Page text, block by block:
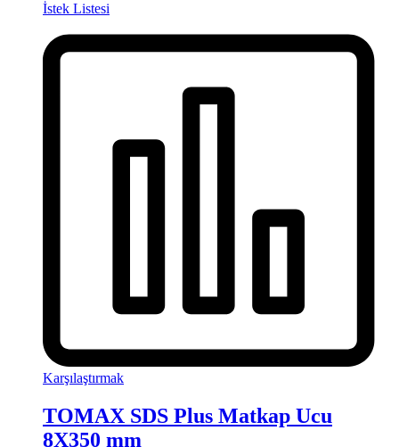
İstek Listesi
Karşılaştırmak
TOMAX SDS Plus Matkap Ucu
8X350 mm